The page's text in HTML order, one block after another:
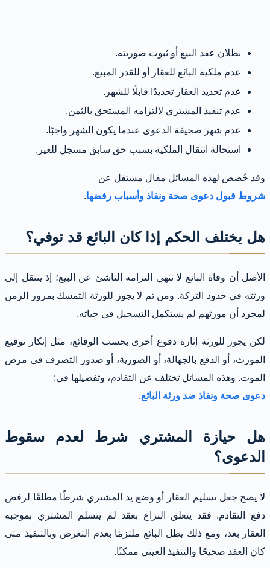
بطلان عقد البيع أو ثبوت صوريته.
عدم ملكية البائع للعقار أو للقدر المبيع.
عدم تحديد العقار تحديدًا قابلًا للشهر.
عدم تنفيذ المشتري لالتزامه المستحق بالثمن.
عدم شهر صحيفة الدعوى عندما يكون الشهر واجبًا.
استحالة انتقال الملكية بسبب حق سابق مسجل للغير.
وقد خُصص لهذه المسائل مقال مستقل عن
شروط قبول دعوى صحة ونفاذ وأسباب رفضها.
هل يختلف الحكم إذا كان البائع قد توفي؟
الأصل أن وفاة البائع لا تنهي التزامه الناشئ عن البيع؛ إذ ينتقل إلى
ورثته في حدود التركة. ومن ثم لا يجوز للورثة التمسك بمرور الزمن
لمجرد أن مورثهم لم يستكمل التسجيل في حياته.
لكن يجوز للورثة إثارة دفوع أخرى بحسب الوقائع، مثل إنكار توقيع
المورث، أو الدفع بالجهالة، أو الصورية، أو صدور التصرف في مرض
الموت. وهذه المسائل تختلف عن التقادم، وتفصيلها في:
دعوى صحة ونفاذ ضد ورثة البائع.
هل حيازة المشتري شرط لعدم سقوط
الدعوى؟
لا يصح جعل تسليم العقار أو وضع يد المشتري شرطًا مطلقًا لرفض
دفع التقادم. فقد يتعلق النزاع بعقد لم يتسلم المشتري بموجبه
العقار بعد، ومع ذلك يظل البائع ملتزمًا بعدم التعرض وبالتنفيذ متى
كان العقد صحيحًا والتنفيذ العيني ممكنًا.